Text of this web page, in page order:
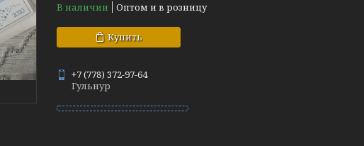
В наличии
Оптом и в розницу
Купить
+7 (778) 372-97-64
Гульнур